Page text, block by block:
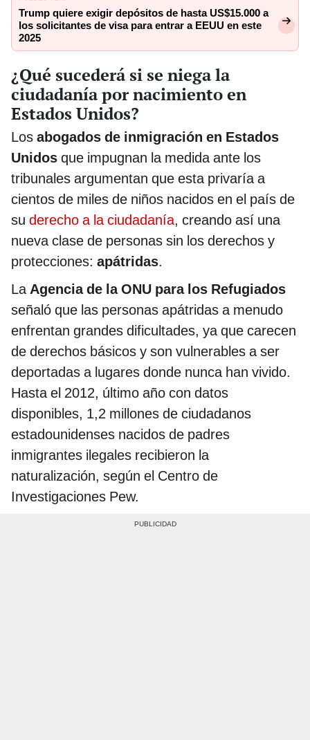
Trump quiere exigir depósitos de hasta US$15.000 a
los solicitantes de visa para entrar a EEUU en este
2025
¿Qué sucederá si se niega la
ciudadanía por nacimiento en
Estados Unidos?
Los abogados de inmigración en Estados
Unidos que impugnan la medida ante los
tribunales argumentan que esta privaría a
cientos de miles de niños nacidos en el país de
su derecho a la ciudadanía, creando así una
nueva clase de personas sin los derechos y
protecciones: apátridas.
LaAgencia de la ONU para los Refugiados
señaló que las personas apátridas a menudo
enfrentan grandes dificultades, ya que carecen
de derechos básicos y son vulnerables a ser
deportadas a lugares donde nunca han vivido.
Hasta el 2012, último año con datos
disponibles, 1,2 millones de ciudadanos
estadounidenses nacidos de padres
inmigrantes ilegales recibieron la
naturalización, según el Centro de
Investigaciones Pew.